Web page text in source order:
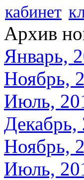
кабинет
Архив
Январь,
Ноябрь,
Июль,
Декабрь,
Ноябрь,
Июль,